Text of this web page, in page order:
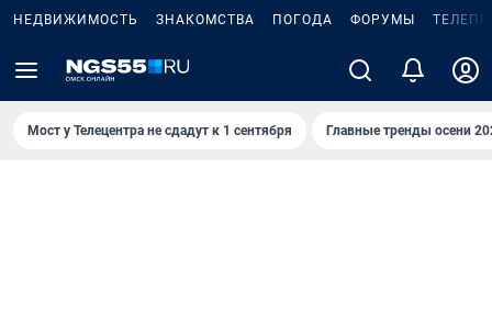
НЕДВИЖИМОСТЬ ЗНАКОМСТВА ПОГОДА ФОРУМЫ
Мост у Телецентра не сдадут к 1 сентября Главные тренды осени